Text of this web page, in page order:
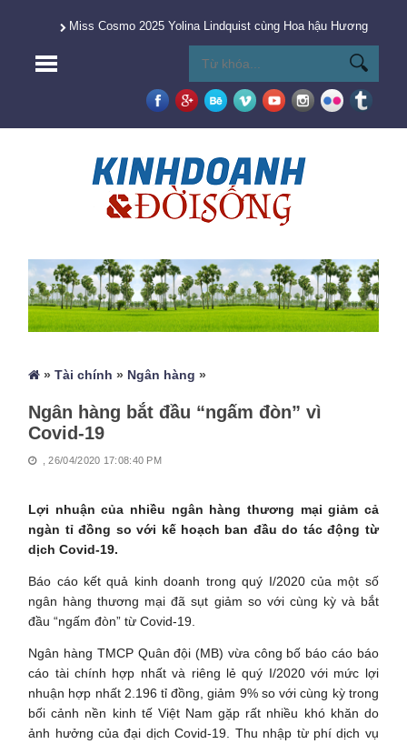
Miss Cosmo 2025 Yolina Lindquist cùng Hoa hậu Hương
»Tài chính » Ngân hàng »
Ngân hàng bắt đầu “ngấm đòn” vì
Covid-19
, 26/04/2020 17:08:40 PM
Lợi nhuận của nhiều ngân hàng thương mại giảm cả
ngàn tỉ đồng so với kế hoạch ban đầu do tác động từ
dịch Covid-19.
Báo cáo kết quả kinh doanh trong quý I/2020 của một số
ngân hàng thương mại đã sụt giảm so với cùng kỳ và bắt
đầu “ngấm đòn” từ Covid-19.
Ngân hàng TMCP Quân đội (MB) vừa công bố báo cáo báo
cáo tài chính hợp nhất và riêng lẻ quý I/2020 với mức lợi
nhuận hợp nhất 2.196 tỉ đồng, giảm 9% so với cùng kỳ trong
bối cảnh nền kinh tế Việt Nam gặp rất nhiều khó khăn do
ảnh hưởng của đại dịch Covid-19. Thu nhập từ phí dịch vụ